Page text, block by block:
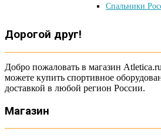
Спальники
Дорогой друг!
Добро пожаловать в магазин
можете купить спортивное
доставкой в любой регион России.
Магазин